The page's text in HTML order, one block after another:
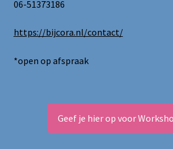
06-51373186
https://bijcora.nl/contact/
*open op afspraak
Geef je hier op voor